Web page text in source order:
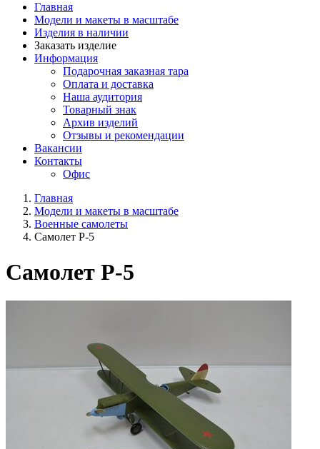
Главная
Модели и макеты в масштабе
Изделия в наличии
Заказать изделие
Информация
Подарочная заказная тара
Оплата и доставка
Наша аудитория
Товарный знак
Архив изделий
Отзывы и рекомендации
Вакансии
Контакты
Офис
Главная
Модели и макеты в масштабе
Военные самолеты
Самолет Р-5
Самолет Р-5